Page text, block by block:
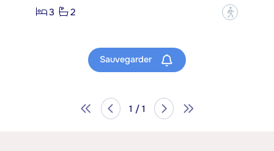
3
2 ?
Sauvegarder
1 / 1